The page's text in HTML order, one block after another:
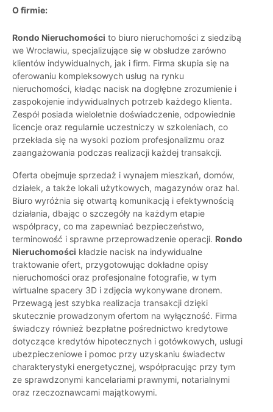
O firmie:
Rondo Nieruchomości to biuro nieruchomości z siedzibą
we Wrocławiu, specjalizujące się w obsłudze zarówno
klientów indywidualnych, jak i firm. Firma skupia się na
oferowaniu kompleksowych usług na rynku
nieruchomości, kładąc nacisk na dogłębne zrozumienie i
zaspokojenie indywidualnych potrzeb każdego klienta.
Zespół posiada wieloletnie doświadczenie, odpowiednie
licencje oraz regularnie uczestniczy w szkoleniach, co
przekłada się na wysoki poziom profesjonalizmu oraz
zaangażowania podczas realizacji każdej transakcji.
Oferta obejmuje sprzedaż i wynajem mieszkań, domów,
działek, a także lokali użytkowych, magazynów oraz hal.
Biuro wyróżnia się otwartą komunikacją i efektywnością
działania, dbając o szczegóły na każdym etapie
współpracy, co ma zapewniać bezpieczeństwo,
terminowość i sprawne przeprowadzenie operacji. Rondo
Nieruchomości kładzie nacisk na indywidualne
traktowanie ofert, przygotowując dokładne opisy
nieruchomości oraz profesjonalne fotografie, w tym
wirtualne spacery 3D i zdjęcia wykonywane dronem.
Przewagą jest szybka realizacja transakcji dzięki
skutecznie prowadzonym ofertom na wyłączność. Firma
świadczy również bezpłatne pośrednictwo kredytowe
dotyczące kredytów hipotecznych i gotówkowych, usługi
ubezpieczeniowe i pomoc przy uzyskaniu świadectw
charakterystyki energetycznej, współpracując przy tym
ze sprawdzonymi kancelariami prawnymi, notarialnymi
oraz rzeczoznawcami majątkowymi.